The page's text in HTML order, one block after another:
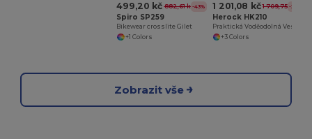
499,20 kč 882,61 kč-43%
Spiro SP259
Bikewear crosslite Gilet
+1 Colors
1 201,08 kč 1 709,75 kč-30%
Herock HK210
+3 Colors
Zobrazit vše